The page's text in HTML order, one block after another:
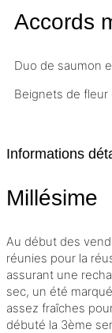
Accords
Duo de saumon
Beignets de fleur
Informations
Millésime
Au début des
réunies pour la
assurant une
sec, un été
assez fraîches
débuté la 3ème